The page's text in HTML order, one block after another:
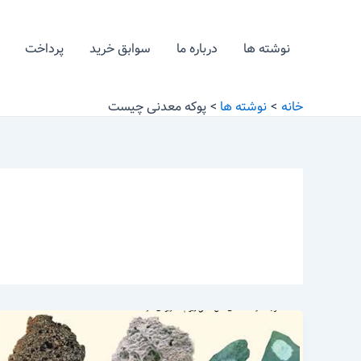
نوشته ها درباره ما سوابق خرید پرداخت
خانه نوشته ها پوکه معدنی چیست